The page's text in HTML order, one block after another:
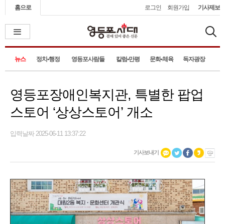
홈으로 로그인 회원가입 기사제보
뉴스 정치•행정 영등포사람들 칼럼•만평 문화•체육 독자광장
영등포장애인복지관, 특별한 팝업
스토어 ‘상상스토어’ 개소
입력날짜 2025-06-11 13:37:22
기사보내기